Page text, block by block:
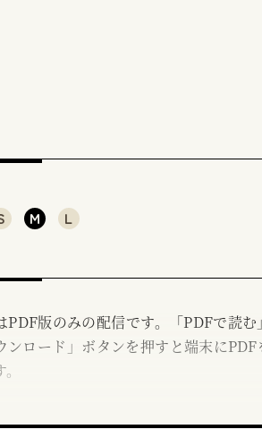
M L
版のみの配信です。「PDFで読
ンロード」ボタンを押すと端末に